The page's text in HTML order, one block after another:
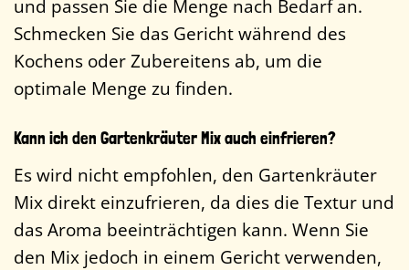
und passen Sie die Menge nach Bedarf an.
Schmecken Sie das Gericht während des
Kochens oder Zubereitens ab, um die
optimale Menge zu finden.
Kann ich den Gartenkräuter Mix auch einfrieren?
Es wird nicht empfohlen, den Gartenkräuter
Mix direkt einzufrieren, da dies die Textur und
das Aroma beeinträchtigen kann. Wenn Sie
den Mix jedoch in einem Gericht verwenden,